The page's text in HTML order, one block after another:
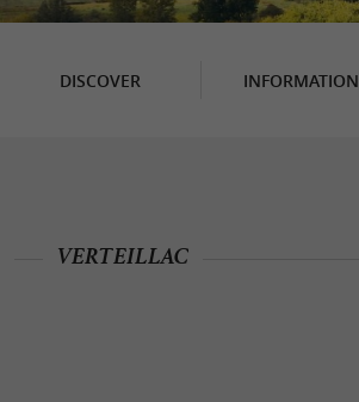
DISCOVER INFORMATION
VERTEILLAC